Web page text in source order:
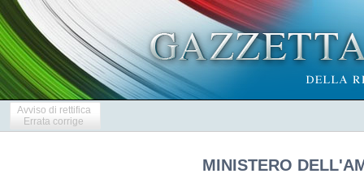
Avviso di rettifica
Errata corrige
MINISTERO